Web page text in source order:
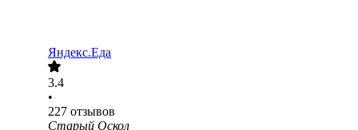
Яндекс.Еда
3.4
•
227 отзывов
Старый Оскол